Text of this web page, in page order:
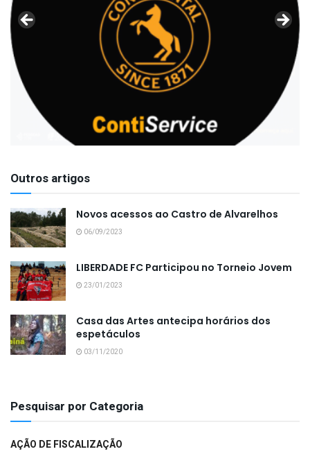
Outros artigos
Novos acessos ao Castro de Alvarelhos
06/09/2023
LIBERDADE FC Participou no Torneio Jovem
23/01/2023
Casa das Artes antecipa horários dos
espetáculos
03/11/2020
Pesquisar por Categoria
AÇÃO DE FISCALIZAÇÃO